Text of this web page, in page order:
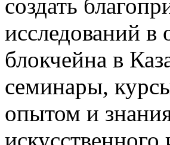
создать
исследований в
блокчейна в
семинары,
опытом и